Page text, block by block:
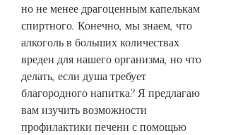
но не менее драгоценным капелькам
спиртного. Конечно, мы знаем, что
алкоголь в больших количествах
вреден для нашего организма, но что
делать, если душа требует
благородного напитка? Я предлагаю
вам изучить возможности
профилактики печени с помощью